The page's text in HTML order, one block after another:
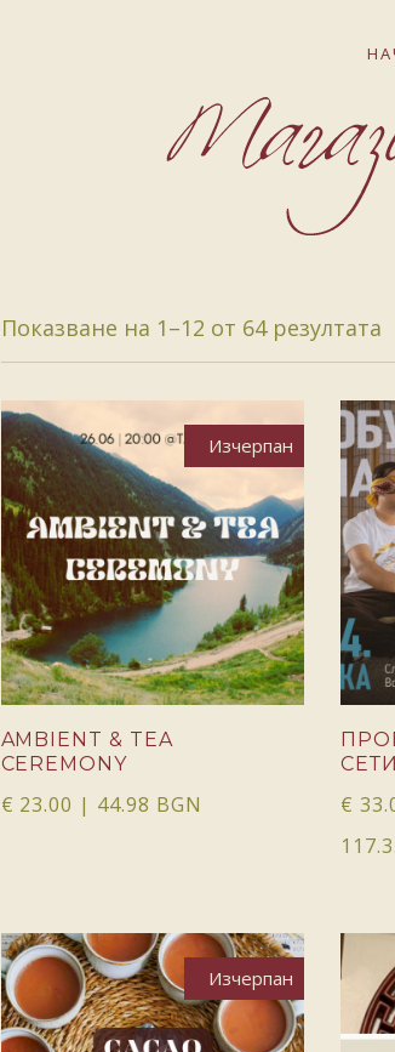
Показване на 1–12 от 64 резултата
Изчерпан
ОЩЕ
AMBIENT & TEA
CEREMONY
€ 23.00 | 44.98 BGN €
Изчерпан